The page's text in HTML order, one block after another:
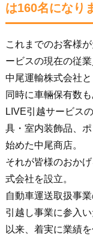
は160名になり
これまでのお客様
ービスの現在の従業
中尾運輸株式会社
同時に車輛保有数
LIVE引越サービス
具・室内装飾品、
始めた中尾商店。
それが皆様のおか
式会社を設立。
自動車運送取扱事
引越し事業に参入い
以来、着実に業績